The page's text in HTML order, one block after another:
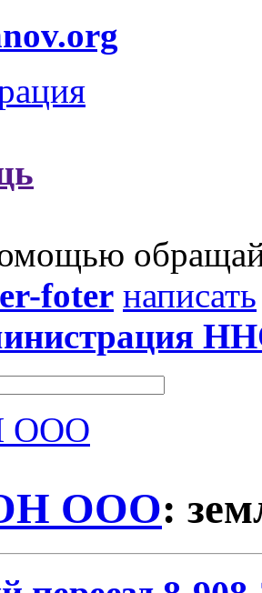
foter написать
ООО
ООО: